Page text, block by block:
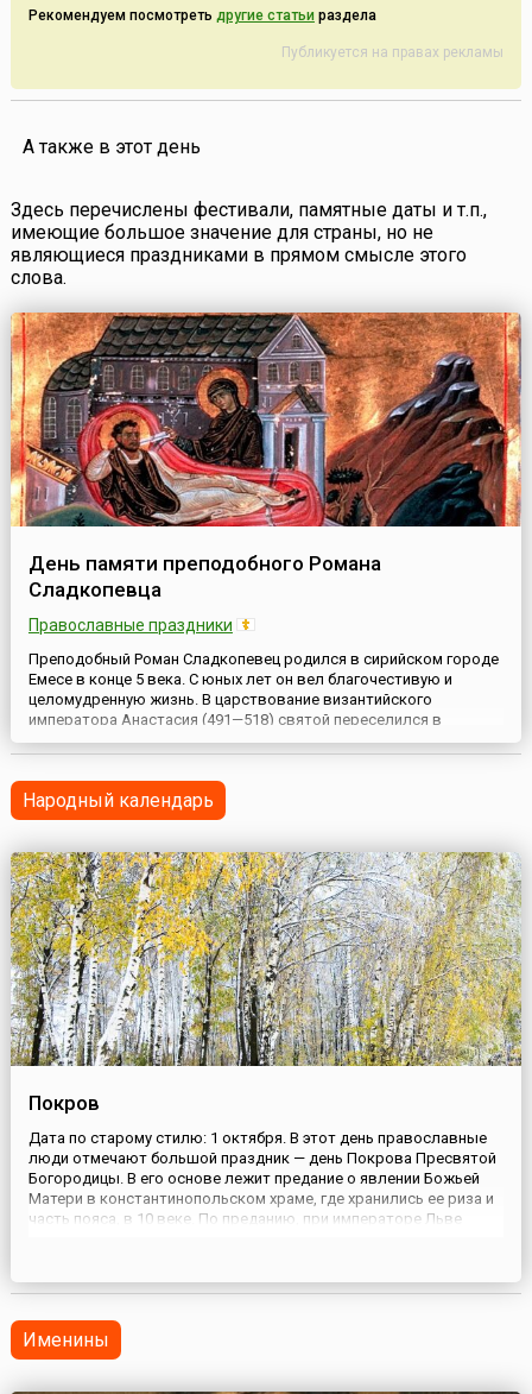
Рекомендуем посмотреть другие статьи раздела
Публикуется на правах рекламы
А также в этот день
Здесь перечислены фестивали, памятные даты и т.п.,
имеющие большое значение для страны, но не
являющиеся праздниками в прямом смысле этого
слова.
День памяти преподобного Романа
Сладкопевца
Православные праздники
Преподобный Роман Сладкопевец родился в сирийском городе
Емесе в конце 5 века. С юных лет он вел благочестивую и
целомудренную жизнь. В царствование византийского
императора Анастасия (491—518) святой переселился в
Константинополь, где служил при храме во имя Богородицы в
Кирах. Он проводил жизнь в посте и молитве, утруждая свое
тело многочисленными подвигами и всенощными
бодрствованиями. Вскоре с...
Народный календарь
Покров
Дата по старому стилю: 1 октября. В этот день православные
люди отмечают большой праздник — день Покрова Пресвятой
Богородицы. В его основе лежит предание о явлении Божьей
Матери в константинопольском храме, где хранились ее риза и
часть пояса, в 10 веке. По преданию, при императоре Льве
у...
Именины